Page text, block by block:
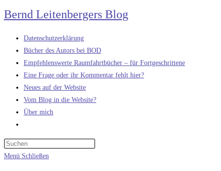
Zum
Inhalt
springen
Bernd Leitenbergers Blog
Datenschutzerklärung
Bücher des Autors bei BOD
Empfehlenswerte Raumfahrtbücher – für Fortgeschrittene
Eine Frage oder ihr Kommentar fehlt hier?
Neues auf der Website
Vom Blog in die Website?
Über mich
umschalten
Menü Schließen